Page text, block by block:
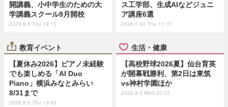
開講義、小中学生のための大
学講義スクール9月開校
2026.8.6 Thu 19:15
ス工学部、生成AIなどジュニ
ア講座6選
2026.7.30 Thu 11:15
教育イベント
【夏休み2026】ピアノ未経験
でも楽しめる「AI Duo
Piano」横浜みなとみらい
8/31まで
2026.8.6 Thu 19:45
生活・健康
【高校野球2026夏】仙台育英
が開幕戦勝利、第2日は東筑
vs神村学園ほか
2026.8.5 Wed 20:32